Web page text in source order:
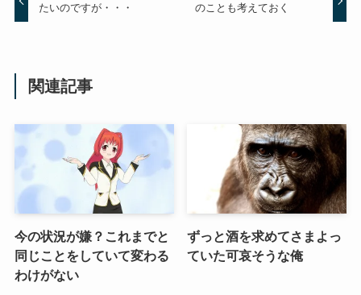
たいのですが・・・
のことも考えておく
関連記事
今の状況が嫌？これまでと
同じことをしていて変わる
わけがない
ずっと酒を求めてさまよっ
ていた可哀そうな俺